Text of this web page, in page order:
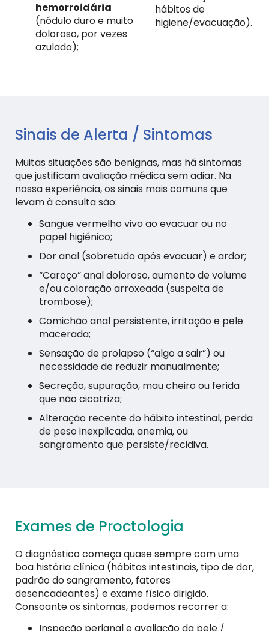
hemorroidária
(nódulo duro e muito
doloroso, por vezes
azulado);
hábitos de
higiene/evacuação).
Sinais de Alerta / Sintomas
Muitas situações são benignas, mas há sintomas
que justificam avaliação médica sem adiar. Na
nossa experiência, os sinais mais comuns que
levam à consulta são:
Sangue vermelho vivo ao evacuar ou no
papel higiénico;
Dor anal (sobretudo após evacuar) e ardor;
“Caroço” anal doloroso, aumento de volume
e/ou coloração arroxeada (suspeita de
trombose);
Comichão anal persistente, irritação e pele
macerada;
Sensação de prolapso (“algo a sair”) ou
necessidade de reduzir manualmente;
Secreção, supuração, mau cheiro ou ferida
que não cicatriza;
Alteração recente do hábito intestinal, perda
de peso inexplicada, anemia, ou
sangramento que persiste/recidiva.
Exames de Proctologia
O diagnóstico começa quase sempre com uma
boa história clínica (hábitos intestinais, tipo de dor,
padrão do sangramento, fatores
desencadeantes) e exame físico dirigido.
Consoante os sintomas, podemos recorrer a: